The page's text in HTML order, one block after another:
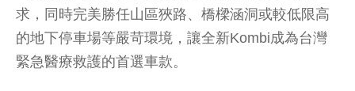
求，同時完美勝任山區狹路、橋樑涵洞或較低限高
的地下停車場等嚴苛環境，讓全新Kombi成為台灣
緊急醫療救護的首選車款。